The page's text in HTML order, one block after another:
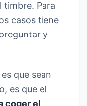
timbre. Para
casos tiene
y
que sean
es que el
coger el